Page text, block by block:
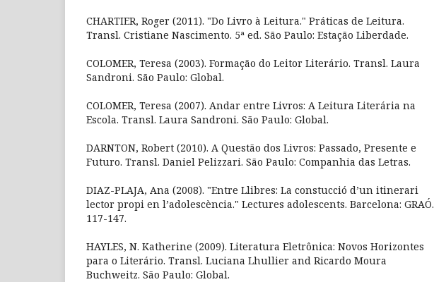
CHARTIER, Roger (2011). "Do Livro à Leitura." Práticas de Leitura.
Transl. Cristiane Nascimento. 5ª ed. São Paulo: Estação Liberdade.
COLOMER, Teresa (2003). Formação do Leitor Literário. Transl. Laura
Sandroni. São Paulo: Global.
COLOMER, Teresa (2007). Andar entre Livros: A Leitura Literária na
Escola. Transl. Laura Sandroni. São Paulo: Global.
DARNTON, Robert (2010). A Questão dos Livros: Passado, Presente e
Futuro. Transl. Daniel Pelizzari. São Paulo: Companhia das Letras.
DIAZ-PLAJA, Ana (2008). "Entre Llibres: La constucció d’un itinerari
lector propi en l’adolescència." Lectures adolescents. Barcelona: GRAÓ.
117-147.
HAYLES, N. Katherine (2009). Literatura Eletrônica: Novos Horizontes
para o Literário. Transl. Luciana Lhullier and Ricardo Moura
Buchweitz. São Paulo: Global.